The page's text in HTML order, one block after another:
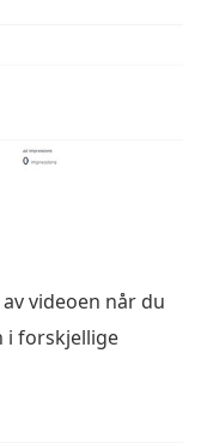
videoen når du
i forskjellige